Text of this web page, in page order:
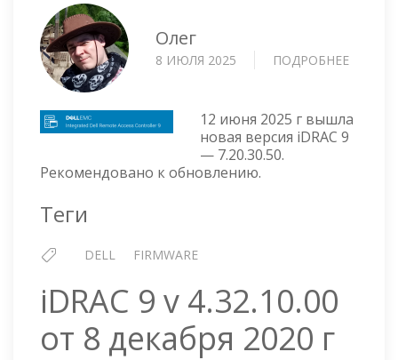
Олег
8 ИЮЛЯ 2025 ПОДРОБНЕЕ
V
12 июня 2025 г вышла
новая версия iDRAC 9
— 7.20.30.50.
Рекомендовано к обновлению.
Теги
DELL FIRMWARE
iDRAC 9 v 4.32.10.00
от 8 декабря 2020 г